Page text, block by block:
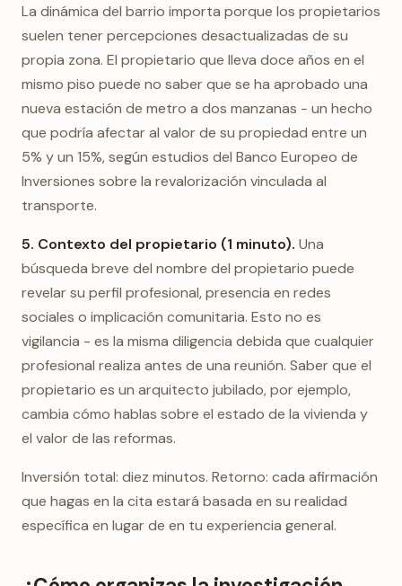
La dinámica del barrio importa porque los propietarios
suelen tener percepciones desactualizadas de su
propia zona. El propietario que lleva doce años en el
mismo piso puede no saber que se ha aprobado una
nueva estación de metro a dos manzanas - un hecho
que podría afectar al valor de su propiedad entre un
5% y un 15%, según estudios del Banco Europeo de
Inversiones sobre la revalorización vinculada al
transporte.
5. Contexto del propietario (1 minuto). Una
búsqueda breve del nombre del propietario puede
revelar su perfil profesional, presencia en redes
sociales o implicación comunitaria. Esto no es
vigilancia - es la misma diligencia debida que cualquier
profesional realiza antes de una reunión. Saber que el
propietario es un arquitecto jubilado, por ejemplo,
cambia cómo hablas sobre el estado de la vivienda y
el valor de las reformas.
Inversión total: diez minutos. Retorno: cada afirmación
que hagas en la cita estará basada en su realidad
específica en lugar de en tu experiencia general.